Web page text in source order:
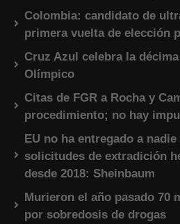
Colombia: candidato de
primera vuelta de elección
Cruz Azul celebra la
Olímpico
Citas de FGR a Rocha y
procedimiento; no hay
EU no ha entregado a nadie
solicitudes de extradición
desde 2018: Sheinbaum
Murieron el año pasado 70
por sobredosis de drogas